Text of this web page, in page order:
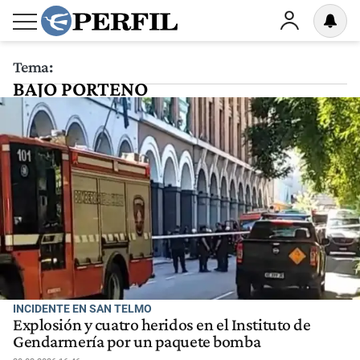
Tema:
BAJO PORTENO
INCIDENTE EN SAN TELMO
Explosión y cuatro heridos en el Instituto de
Gendarmería por un paquete bomba